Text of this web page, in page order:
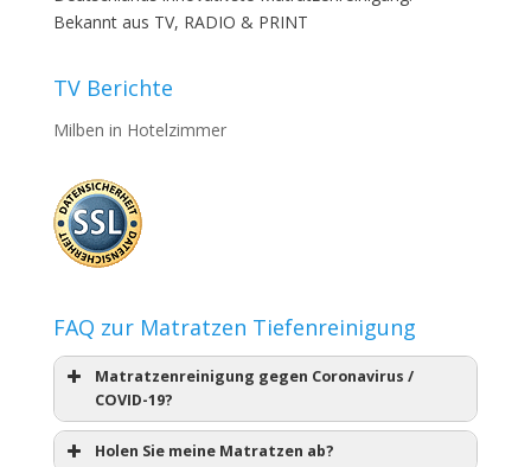
Bekannt aus TV, RADIO & PRINT
TV Berichte
Milben in Hotelzimmer
FAQ zur Matratzen Tiefenreinigung
Matratzenreinigung gegen Coronavirus /
COVID-19?
Holen Sie meine Matratzen ab?